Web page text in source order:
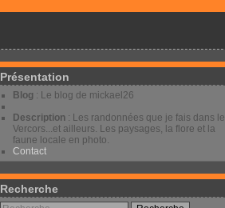
Présentation
Blog : Le blog de mickael26
Description : Les randonnées que je fais dans le
Vercors...et ailleurs. Les paysages, la flore et la
faune locale en photo.
Contact
Recherche